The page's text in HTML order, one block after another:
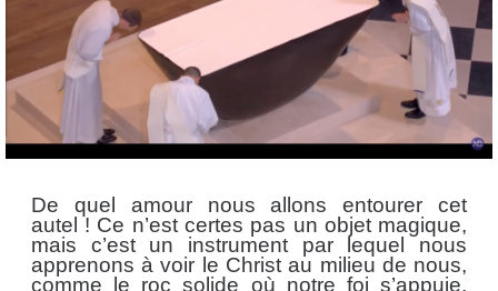
De quel amour nous allons entourer cet
autel ! Ce n’est certes pas un objet magique,
mais c’est un instrument par lequel nous
apprenons à voir le Christ au milieu de nous,
comme le roc solide où notre foi s’appuie,